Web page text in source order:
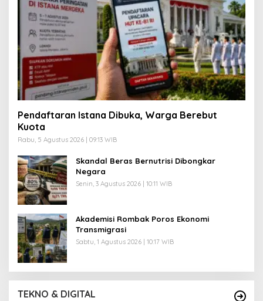
Pendaftaran Istana Dibuka, Warga Berebut
Kuota
Rabu, 5 Agustus 2026 | 09:13 WIB
Skandal Beras Bernutrisi Dibongkar
Negara
Senin, 3 Agustus 2026 | 10:11 WIB
Akademisi Rombak Poros Ekonomi
Transmigrasi
Sabtu, 1 Agustus 2026 | 10:17 WIB
TEKNO & DIGITAL